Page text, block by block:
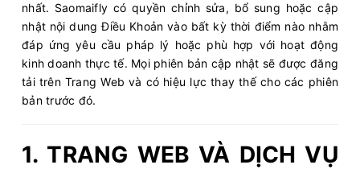
nhất. Saomaifly có quyền chỉnh sửa, bổ sung hoặc cập
nhật nội dung Điều Khoản vào bất kỳ thời điểm nào nhằm
đáp ứng yêu cầu pháp lý hoặc phù hợp với hoạt động
kinh doanh thực tế. Mọi phiên bản cập nhật sẽ được đăng
tải trên Trang Web và có hiệu lực thay thế cho các phiên
bản trước đó.
1. TRANG WEB VÀ DỊCH VỤ